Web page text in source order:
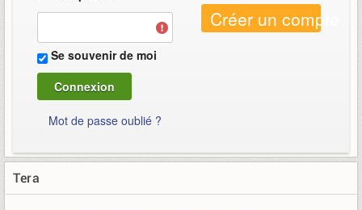
Se souvenir de moi
Mot de passe oublié ?
Créer un compte
Tera